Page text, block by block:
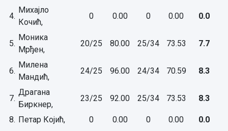
4.
Михајло
Кочић,
0 0.00 0 0.00 0.0
5.
Моника
Мрђен,
20/25 80.00 25/34 73.53 7.7
6.
Милена
Мандић,
24/25 96.00 24/34 70.59 8.3
7.
Драгана
Биркнер,
23/25 92.00 25/34 73.53 8.3
8. Петар Којић, 0 0.00 0 0.00 0.0